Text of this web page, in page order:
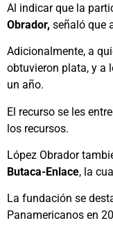
Al indicar que la
Obrador, señaló que
Adicionalmente, a
obtuvieron plata, y a
un año.
El recurso se les
los recursos.
López Obrador
Butaca-Enlace, la
La fundación se
Panamericanos en